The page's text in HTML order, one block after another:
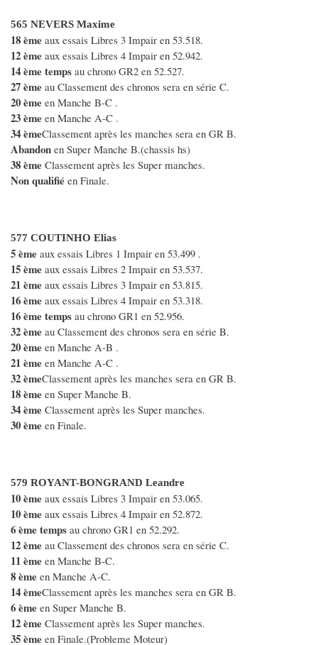
565 NEVERS Maxime
18 ème aux essais Libres 3 Impair en 53.518.
12 ème aux essais Libres 4 Impair en 52.942.
14 ème temps au chrono GR2 en 52.527.
27 ème au Classement des chronos sera en série C.
20 ème en Manche B-C .
23 ème en Manche A-C .
34 èmeClassement après les manches sera en GR B.
Abandon en Super Manche B.(chassis hs)
38 ème Classement après les Super manches.
Non qualifié en Finale.
577 COUTINHO Elias
5 ème aux essais Libres 1 Impair en 53.499 .
15 ème aux essais Libres 2 Impair en 53.537.
21 ème aux essais Libres 3 Impair en 53.815.
16 ème aux essais Libres 4 Impair en 53.318.
16 ème temps au chrono GR1 en 52.956.
32 ème au Classement des chronos sera en série B.
20 ème en Manche A-B .
21 ème en Manche A-C .
32 èmeClassement après les manches sera en GR B.
18 ème en Super Manche B.
34 ème Classement après les Super manches.
30 ème en Finale.
579 ROYANT-BONGRAND Leandre
10 ème aux essais Libres 3 Impair en 53.065.
10 ème aux essais Libres 4 Impair en 52.872.
6 ème temps au chrono GR1 en 52.292.
12 ème au Classement des chronos sera en série C.
11 ème en Manche B-C.
8 ème en Manche A-C.
14 èmeClassement après les manches sera en GR B.
6 ème en Super Manche B.
12 ème Classement après les Super manches.
35 ème en Finale.(Probleme Moteur)